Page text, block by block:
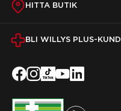
HITTA BUTIK
BLI WILLYS PLUS-KUND